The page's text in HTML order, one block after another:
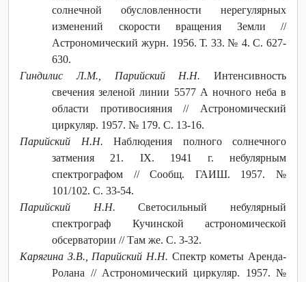
солнечной обусловленности нерегулярных
изменений скорости вращения Земли //
Астрономический журн. 1956. Т. 33. № 4. С. 627-
630.
Гиндилис Л.М., Парийский Н.Н. Интенсивность
свечения зеленой линии 5577 А ночного неба в
области противосияния // Астрономический
циркуляр. 1957. № 179. С. 13-16.
Парийский Н.Н. Наблюдения полного солнечного
затмения 21. IX. 1941 г. небулярным
спектрографом // Сообщ. ГАИШ. 1957. №
101/102. С. 33-54.
Парийский Н.Н.Светосильный небулярный
спектрограф Кучинской астрономической
обсерватории // Там же. С. 3-32.
Карягина З.В., Парийский Н.Н. Спектр кометы Аренда-
Ролана // Астрономический циркуляр. 1957. №